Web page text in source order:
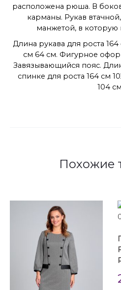
расположена рюша. В
карманы. Рукав
манжетой, в которую
Длина рукава для роста
см 64 см. Фигурное
Завязывающийся пояс.
спинке для роста 164 см
104
Похожие